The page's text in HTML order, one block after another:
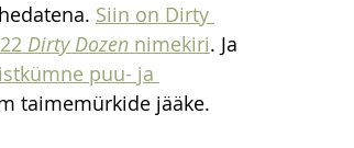
Siin on Dirty
Dirty Dozen nimekiri. Ja
puu- ja
taimemürkide jääke.